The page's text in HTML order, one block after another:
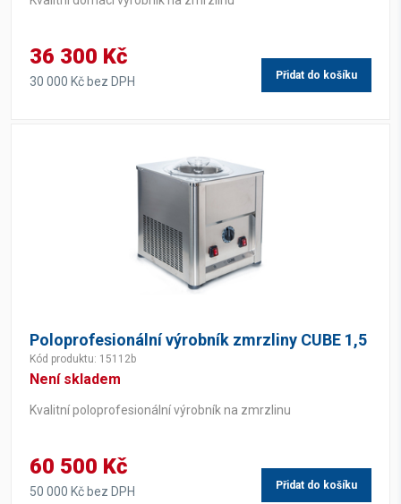
36 300 Kč
30 000 Kč bez DPH Přidat do košíku
Poloprofesionální výrobník zmrzliny CUBE 1,5
Kód produktu: 15112b
Není skladem
Kvalitní poloprofesionální výrobník na zmrzlinu
60 500 Kč
50 000 Kč bez DPH Přidat do košíku